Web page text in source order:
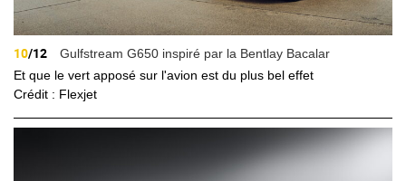
10/12
Gulfstream G650 inspiré par la Bentlay Bacalar
Et que le vert apposé sur l'avion est du plus bel effet
Crédit : Flexjet